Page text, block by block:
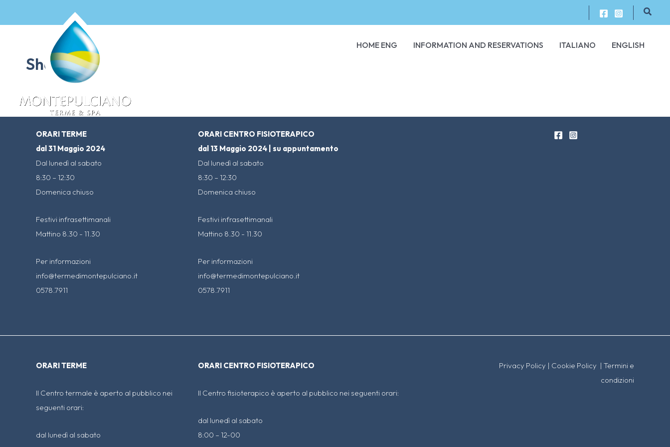
HOME ENG INFORMATION AND RESERVATIONS ITALIANO ENGLISH
Shop
ORARI TERME
dal 31 Maggio 2024
Dal lunedì al sabato
8:30 – 12:30
Domenica chiuso
Festivi infrasettimanali
Mattino 8.30 - 11.30
Per informazioni
info@termedimontepulciano.it
0578.7911
ORARI CENTRO FISIOTERAPICO
dal 13 Maggio 2024 | su appuntamento
Dal lunedì al sabato
8:30 – 12:30
Domenica chiuso
Festivi infrasettimanali
Mattino 8.30 - 11.30
Per informazioni
info@termedimontepulciano.it
0578.7911
ORARI TERME
Il Centro termale è aperto al pubblico nei
seguenti orari:
dal lunedì al sabato
ORARI CENTRO FISIOTERAPICO
Il Centro fisioterapico è aperto al pubblico nei seguenti orari:
dal lunedì al sabato
8:00 – 12-00
Privacy Policy | Cookie Policy | Termini e
condizioni